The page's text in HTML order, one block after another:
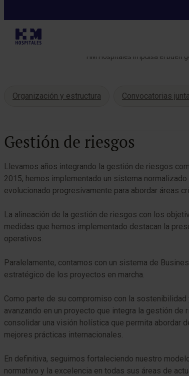
HM Hospitales impulsa el buen
Organización y estructura Convocatorias
Gestión de riesgos
Llevamos años integrando la gestión de riesgos
2015, hemos implementado un sistema
evolucionado progresivamente para abordar áreas
La alineación de la gestión de riesgos con los
medidas que hemos implementado destacan la
operativos.
Paralelamente, contamos con un sistema de
estratégico de los proyectos en marcha.
Como parte de su compromiso con la
avanzando en un proyecto que integra la gestión
consolidar una visión holística que permita abordar
mejores prácticas internacionales.
En definitiva, seguimos fortaleciendo nuestro
normativo y la excelencia en todas sus áreas de